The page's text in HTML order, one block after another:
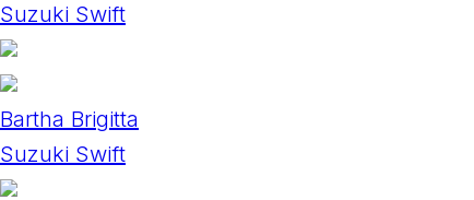
Suzuki Swift
Bartha Brigitta
Suzuki Swift